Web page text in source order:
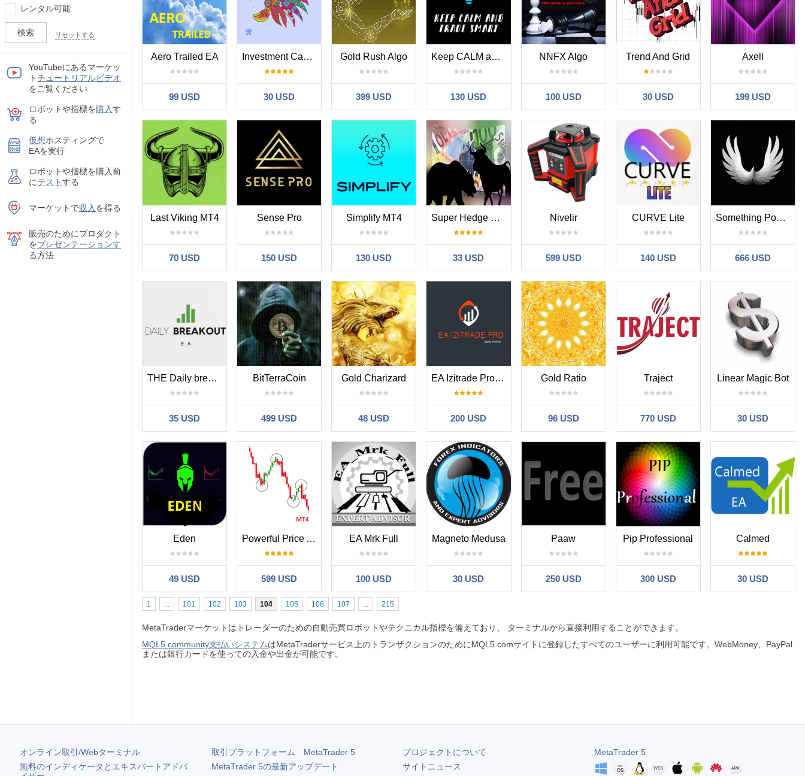
レンタル可能
リセットする
YouTubeにあるマーケッ
トチュートリアルビデオ
をご覧ください
ロボットや指標を購入す
る
仮想ホスティングで
EAを実行
ロボットや指標を購入前
にテストする
マーケットで収入 を得る
販売のためにプロダクト
をプレゼンテーションす
る方法
Aero Trailed EA
99 USD
Investment Castle Legacy MT4
30 USD
Gold Rush Algo
399 USD
Keep CALM and Trade Smart MT4
130 USD
NNFX Algo
100 USD
Trend And Grid
30 USD
Axell
199 USD
Last Viking MT4
70 USD
Sense Pro
150 USD
Simplify MT4
130 USD
Super Hedge Fighter EA
33 USD
Nivelir
599 USD
CURVE Lite
140 USD
Something Powerful
666 USD
THE Daily breakout
35 USD
BitTerraCoin
499 USD
Gold Charizard
48 USD
EA Izitrade Pro MT4
200 USD
Gold Ratio
96 USD
Traject
770 USD
Linear Magic Bot
30 USD
Eden
49 USD
Powerful Price Action EA for MT4
599 USD
EA Mrk Full
100 USD
Magneto Medusa
30 USD
Paaw
250 USD
Pip Professional
300 USD
Calmed
30 USD
1 ... 101 102 103 104 105 106 107 ... 215
MetaTraderマーケットはトレーダーのための自動売買ロボットやテクニカル指標を備えており、 ターミナルから直接利用することができます。
MQL5.community支払いシステムはMetaTraderサービス上のトランザクションのためにMQL5.comサイトに登録したすべてのユーザーに利用可能です。WebMoney、PayPal
または銀行カードを使っての入金や出金が可能です。
オンライン取引/Webターミナル
無料のインディケータとエキスパートアドバ
取引プラットフォーム MetaTrader 5
MetaTrader 5の最新アップデート
プロジェクトについて
サイトニュース
MetaTrader 5